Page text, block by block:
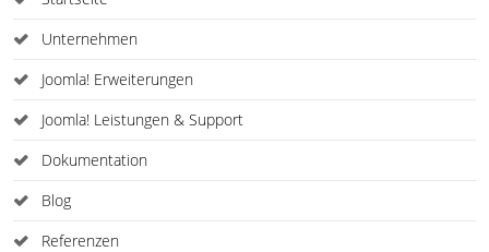
Unternehmen
Joomla! Erweiterungen
Joomla! Leistungen & Support
Dokumentation
Blog
Referenzen